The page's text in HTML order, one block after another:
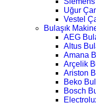
Uğur
Vestel
Bulaşık
AEG
Altus
Amana
Arçelik
Ariston
Beko
Bosch